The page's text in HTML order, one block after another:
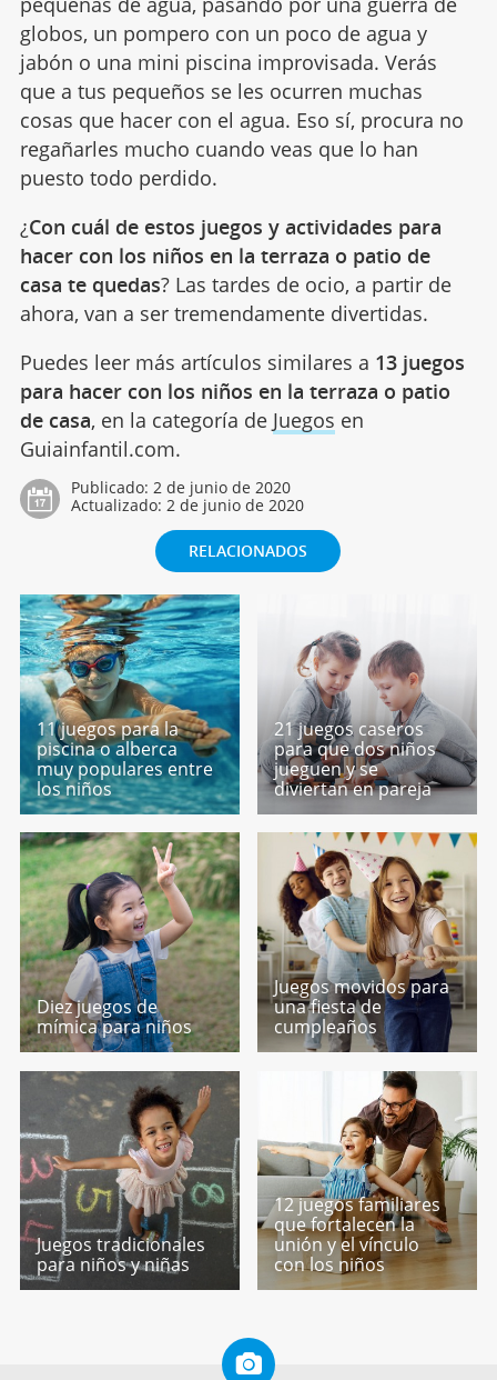
globos, un pompero con un poco de agua y
jabón o una mini piscina improvisada. Verás
que a tus pequeños se les ocurren muchas
cosas que hacer con el agua. Eso sí, procura no
regañarles mucho cuando veas que lo han
puesto todo perdido.
¿Con cuál de estos juegos y actividades para
hacer con los niños en la terraza o patio de
casa te quedas? Las tardes de ocio, a partir de
ahora, van a ser tremendamente divertidas.
Puedes leer más artículos similares a 13 juegos
para hacer con los niños en la terraza o patio
de casa, en la categoría de Juegos en
Guiainfantil.com.
Publicado: 2 de junio de 2020
Actualizado: 2 de junio de 2020
RELACIONADOS
11 juegos para la
piscina o alberca
muy populares entre
los niños
21 juegos caseros
para que dos niños
jueguen y se
diviertan en pareja
Diez juegos de
mímica para niños
Juegos movidos para
una fiesta de
cumpleaños
Juegos tradicionales
para niños y niñas
12 juegos familiares
que fortalecen la
unión y el vínculo
con los niños